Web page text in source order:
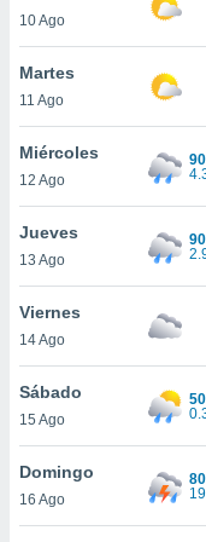
más
nuestra
y
de
disponible
cookies
aceptar
10 Ago
Martes
11 Ago
Miércoles
12 Ago
Jueves
13 Ago
Viernes
14 Ago
Sábado
15 Ago
Domingo
16 Ago